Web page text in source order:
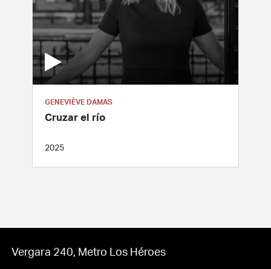
GENEVIÈVE DAMAS
Cruzar el río
2025
Vergara 240, Metro Los Héroes